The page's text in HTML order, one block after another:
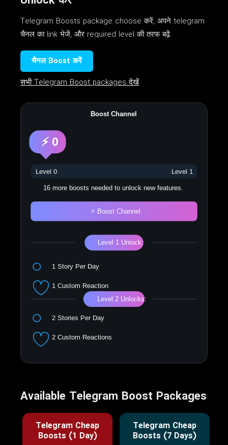
Telegram Boosts package choose करें, अपने telegram
चैनल का link भेजें, और required level की तरफ बढ़ें.
चैनल Boost करें
सभी Telegram Boost packages देखें
Available Telegram Boost Packages
Telegram Cheap
Boosts (1 Day)
Telegram Cheap
Boosts (7 Days)